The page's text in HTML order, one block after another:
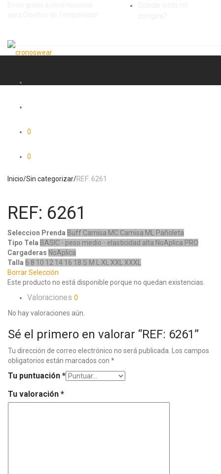
0
0
Inicio/Sin categorizar/REF: 6261
REF: 6261
Seleccion Prenda Buff Camisa MC Camisa ML Pañoleta
Tipo Tela BASIC - peso medio - elasticidad alta NoAplica PRO
Cargaderas NoAplica
Talla 6 8 10 12 14 16 18 S M L XL XXL XXXL
Borrar Selección
Este producto no está disponible porque no quedan existencias.
Valoraciones 0
No hay valoraciones aún.
Sé el primero en valorar “REF: 6261”
Tu dirección de correo electrónico no será publicada. Los campos
obligatorios están marcados con *
Tu puntuación *
Tu valoración *